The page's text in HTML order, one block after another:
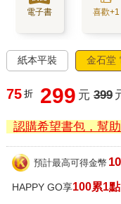
電子書 喜歡+1
紙本平裝 金石堂
75 折 299 元 399
認購希望書包，幫
預計最高可得金幣 10
HAPPY GO享100累1